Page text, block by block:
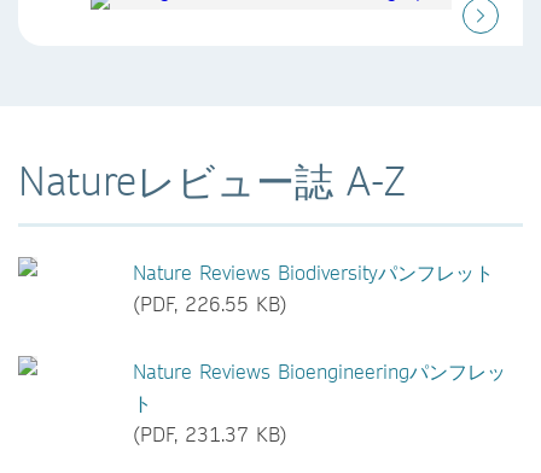
Natureレビュー誌 A-Z
Nature Reviews Biodiversityパンフレット
(PDF, 226.55 KB)
Nature Reviews Bioengineeringパンフレッ
ト
(PDF, 231.37 KB)